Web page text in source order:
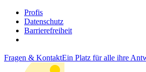
Profis
Datenschutz
Barrierefreiheit
Fragen & KontaktEin Platz für alle ihre